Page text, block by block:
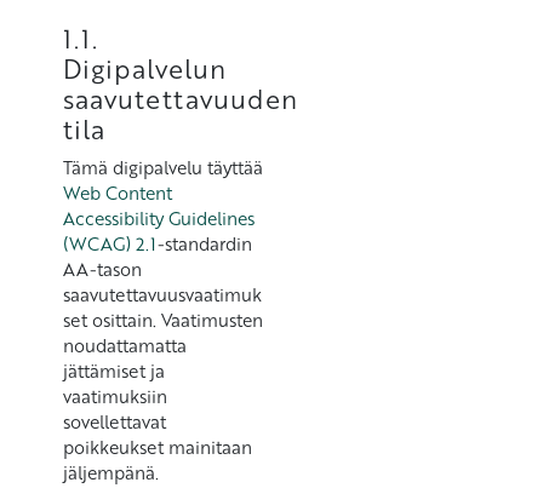
1.1.
Digipalvelun
saavutettavuuden
tila
Tämä digipalvelu täyttää
Web Content
Accessibility Guidelines
(WCAG) 2.1-standardin
AA-tason
saavutettavuusvaatimuk
set osittain. Vaatimusten
noudattamatta
jättämiset ja
vaatimuksiin
sovellettavat
poikkeukset mainitaan
jäljempänä.